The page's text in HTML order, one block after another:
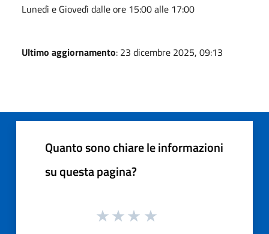
Lunedì e Giovedì dalle ore 15:00 alle 17:00
Ultimo aggiornamento: 23 dicembre 2025, 09:13
Quanto sono chiare le informazioni
su questa pagina?